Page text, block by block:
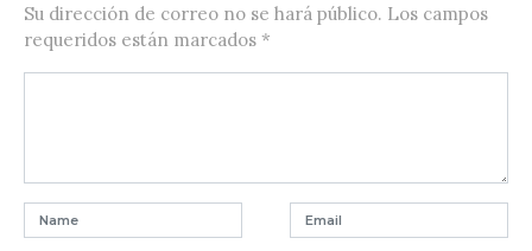
Su dirección de correo no se hará público. Los campos
requeridos están marcados *